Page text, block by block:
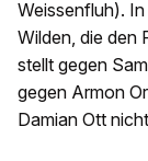
Weissenfluh).
Wilden, die den
stellt gegen
gegen Armon
Damian Ott